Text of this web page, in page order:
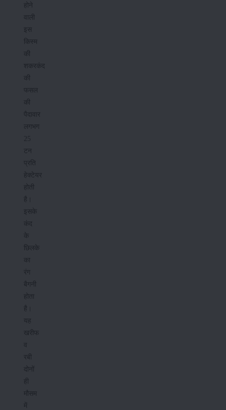
होने
वाली
इस
किस्म
की
शकरकंद
की
फसल
की
पैदावार
लगभग
25
टन
प्रति
हेक्टेयर
होती
है।
इसके
कंद
के
छिलके
का
रंग
बैगनी
होता
है।
यह
खरीफ
रबी
दोनों
ही
मौसम
में